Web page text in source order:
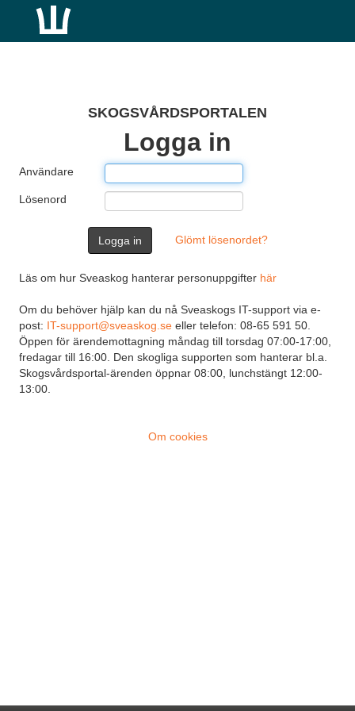
SKOGSVÅRDSPORTALEN
Logga in
Användare
Lösenord
Glömt lösenordet?
Läs om hur Sveaskog hanterar personuppgifter här
Om du behöver hjälp kan du nå Sveaskogs IT-support via e-
post: IT-support@sveaskog.se eller telefon: 08-65 591 50.
Öppen för ärendemottagning måndag till torsdag 07:00-17:00,
fredagar till 16:00. Den skogliga supporten som hanterar bl.a.
Skogsvårdsportal-ärenden öppnar 08:00, lunchstängt 12:00-
13:00.
Om cookies